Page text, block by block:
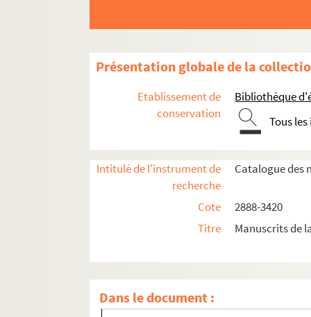
Présentation globale de la
Etablissement de
conservation
Bibliothèque
Tous
Intitulé de l'instrument de
recherche
Catalogue des
Cote
2888-3420
Titre
Manuscrits de
Dans le document :
50. « 1828-1830 ».
52. « 1831 ».
54. « 1832 ».
55. « 1832-1833 ».
59. « XIX. 1832-1833 ».
60. « Œuvres complètes de M. le Vicomte
61. « Œuvres complètes de M. le Vicomte